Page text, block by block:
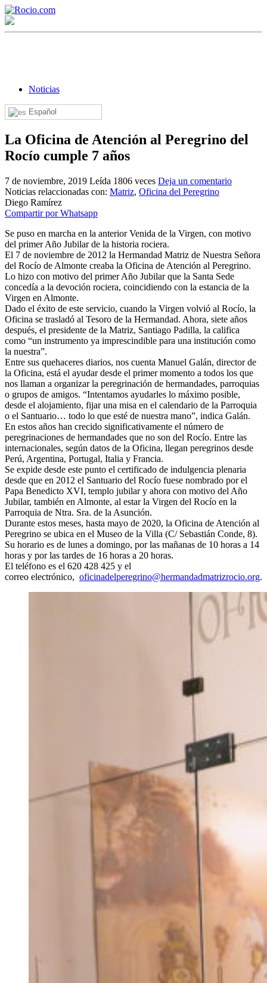
Noticias
Español
La Oficina de Atención al Peregrino del
Rocío cumple 7 años
7 de noviembre, 2019 Leída 1806 veces Deja un comentario
Noticias relaccionadas con: Matriz, Oficina del Peregrino
Diego Ramírez
Compartir por Whatsapp
Se puso en marcha en la anterior Venida de la Virgen, con motivo
del primer Año Jubilar de la historia rociera.
El 7 de noviembre de 2012 la Hermandad Matriz de Nuestra Señora
del Rocío de Almonte creaba la Oficina de Atención al Peregrino.
Lo hizo con motivo del primer Año Jubilar que la Santa Sede
concedía a la devoción rociera, coincidiendo con la estancia de la
Virgen en Almonte.
Dado el éxito de este servicio, cuando la Virgen volvió al Rocío, la
Oficina se trasladó al Tesoro de la Hermandad. Ahora, siete años
después, el presidente de la Matriz, Santiago Padilla, la califica
como “un instrumento ya imprescindible para una institución como
la nuestra”.
Entre sus quehaceres diarios, nos cuenta Manuel Galán, director de
la Oficina, está el ayudar desde el primer momento a todos los que
nos llaman a organizar la peregrinación de hermandades, parroquias
o grupos de amigos. “Intentamos ayudarles lo máximo posible,
desde el alojamiento, fijar una misa en el calendario de la Parroquia
o el Santuario… todo lo que esté de nuestra mano”, indica Galán.
En estos años han crecido significativamente el número de
peregrinaciones de hermandades que no son del Rocío. Entre las
internacionales, según datos de la Oficina, llegan peregrinos desde
Perú, Argentina, Portugal, Italia y Francia.
Se expide desde este punto el certificado de indulgencia plenaria
desde que en 2012 el Santuario del Rocío fuese nombrado por el
Papa Benedicto XVI, templo jubilar y ahora con motivo del Año
Jubilar, también en Almonte, al estar la Virgen del Rocío en la
Parroquia de Ntra. Sra. de la Asunción.
Durante estos meses, hasta mayo de 2020, la Oficina de Atención al
Peregrino se ubica en el Museo de la Villa (C/ Sebastián Conde, 8).
Su horario es de lunes a domingo, por las mañanas de 10 horas a 14
horas y por las tardes de 16 horas a 20 horas.
El teléfono es el 620 428 425 y el
correo electrónico, oficinadelperegrino@hermandadmatrizrocio.org.
¡Bienvenido! Soy el asistente virtual de rocio.com.
¿En qué puedo ayudarte?
Historia de la Virgen del Rocío
¿Cuándo es la romería del Rocío?
¿Cuántas hermandades participan en la romería?
¿Cuándo se construyó la primera ermita?
El traslado cada siete años
¿Cuales son los actos principales que se celebran en el
Rocío?
Quiero hacer el camino,¿que tengo que hacer?
En el Rocío, ¿dónde me alojo?